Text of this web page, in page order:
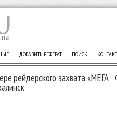
ДОБАВИТЬ РЕФЕРАТ ПОИСК
рейдерского захвата «МЕГА